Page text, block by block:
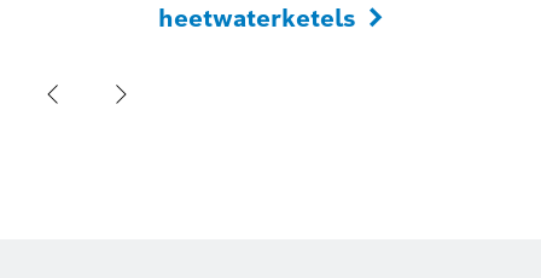
heetwaterketels